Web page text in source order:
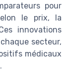
pour
le prix, la
innovations
secteur,
médicaux